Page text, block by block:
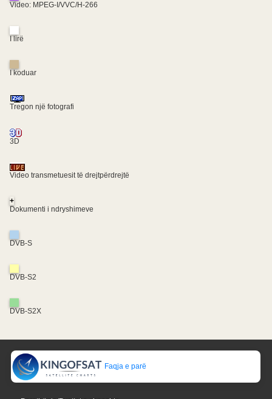
Video: MPEG-I/VVC/H-266
I lirë
I koduar
Tregon një fotografi
3D
Video transmetuesit të drejtpërdrejtë
+
Dokumenti i ndryshimeve
DVB-S
DVB-S2
DVB-S2X
Faqja e parë